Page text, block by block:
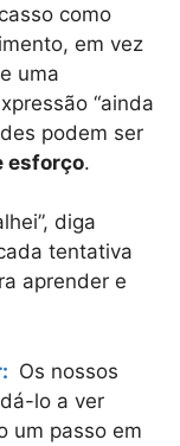
como
em vez
uma
“ainda
podem ser
esforço.
diga
tentativa
aprender e
Os nossos
lo a ver
um passo em